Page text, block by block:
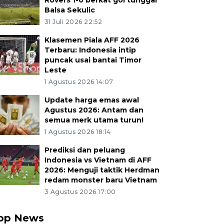
Balsa Sekulic
31 Juli 2026 22:52
Klasemen Piala AFF 2026
Terbaru: Indonesia intip
puncak usai bantai Timor
Leste
1 Agustus 2026 14:07
Update harga emas awal
Agustus 2026: Antam dan
semua merk utama turun!
1 Agustus 2026 18:14
Prediksi dan peluang
Indonesia vs Vietnam di AFF
2026: Menguji taktik Herdman
redam monster baru Vietnam
3 Agustus 2026 17:00
News